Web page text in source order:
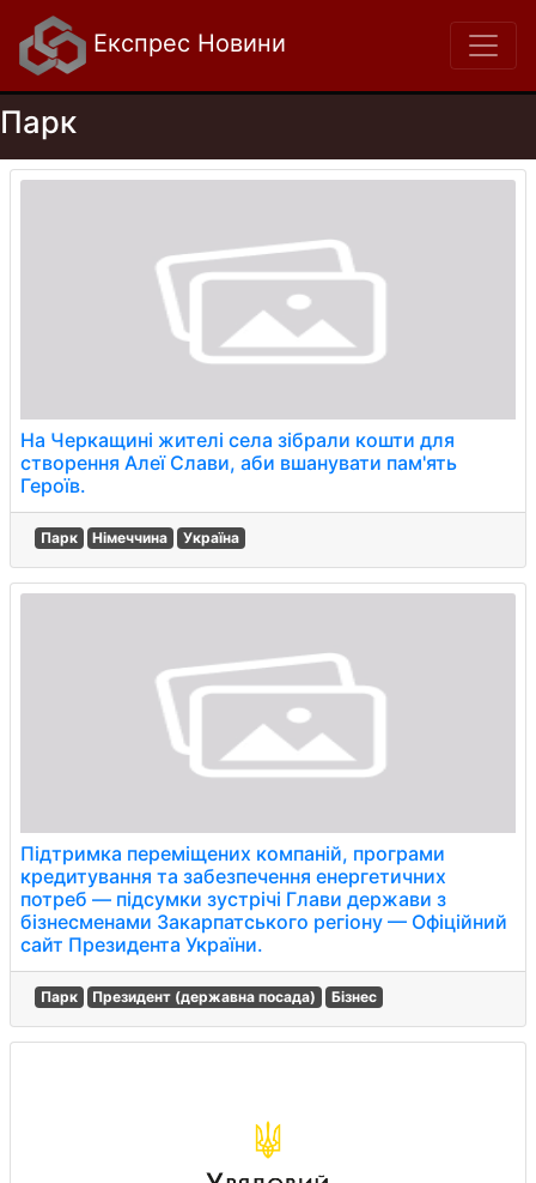
Експрес Новини
Парк
На Черкащині жителі села зібрали кошти для
створення Алеї Слави, аби вшанувати пам'ять
Героїв.
Парк Німеччина Україна
Підтримка переміщених компаній, програми
кредитування та забезпечення енергетичних
потреб — підсумки зустрічі Глави держави з
бізнесменами Закарпатського регіону — Офіційний
сайт Президента України.
Парк Президент (державна посада) Бізнес